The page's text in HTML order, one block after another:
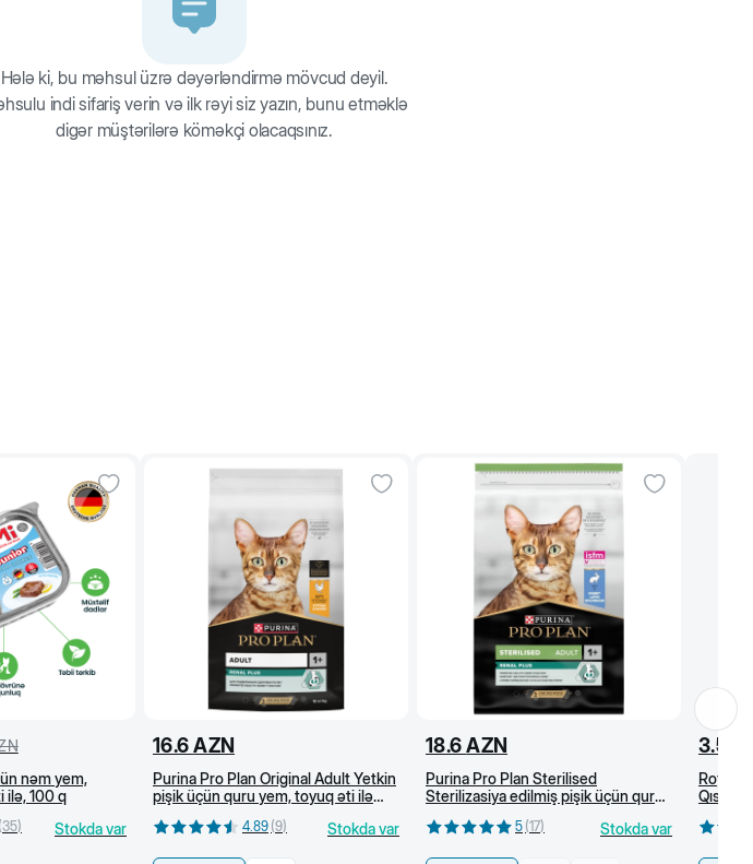
Hələ ki, bu məhsul üzrə dəyərləndirmə mövcud deyil.
indi sifariş verin və ilk rəyi siz yazın, bunu etməklə
digər müştərilərə köməkçi olacaqsınız.
nəm yem,
ilə, 100 q
(35) Stokda var
16.6 AZN
Purina Pro Plan Original Adult Yetkin
pişik üçün quru yem, toyuq əti ilə
4.89 (9) Stokda var
18.6 AZN
Purina Pro Plan Sterilised
Sterilizasiya edilmiş pişik üçün quru
5 (17) Stokda var
3.5
Royal